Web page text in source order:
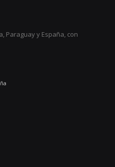
Paraguay y España, con